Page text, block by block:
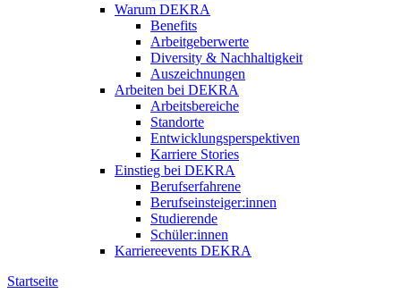
Warum DEKRA
Benefits
Arbeitgeberwerte
Diversity & Nachhaltigkeit
Auszeichnungen
Arbeiten bei DEKRA
Arbeitsbereiche
Standorte
Entwicklungsperspektiven
Karriere Stories
Einstieg bei DEKRA
Berufserfahrene
Berufseinsteiger:innen
Studierende
Schüler:innen
Karriereevents DEKRA
Startseite